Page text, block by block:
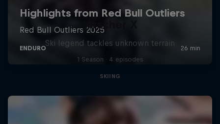
Hirscher X
Ski legend tackles unknown terrain
1 Season · 4 episodes
SKIING